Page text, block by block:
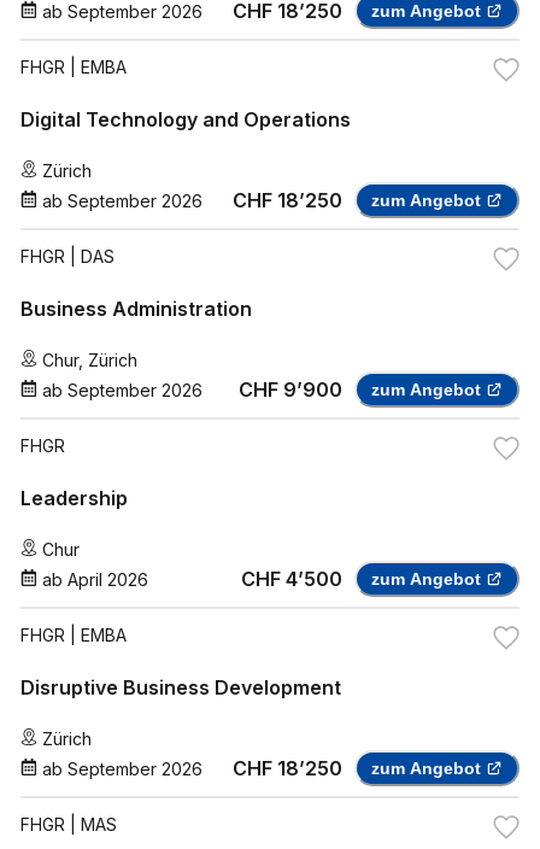
ab September 2026 CHF 18’250 zum Angebot
FHGR | EMBA
Digital Technology and Operations
Zürich
ab September 2026 CHF 18’250 zum Angebot
FHGR | DAS
Business Administration
Chur, Zürich
ab September 2026 CHF 9’900 zum Angebot
FHGR
Leadership
Chur
ab April 2026 CHF 4’500 zum Angebot
FHGR | EMBA
Disruptive Business Development
Zürich
ab September 2026 CHF 18’250 zum Angebot
FHGR | MAS